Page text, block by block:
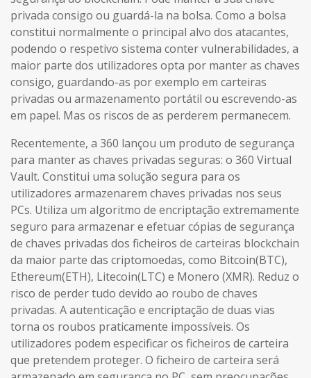
privada consigo ou guardá-la na bolsa. Como a bolsa
constitui normalmente o principal alvo dos atacantes,
podendo o respetivo sistema conter vulnerabilidades, a
maior parte dos utilizadores opta por manter as chaves
consigo, guardando-as por exemplo em carteiras
privadas ou armazenamento portátil ou escrevendo-as
em papel. Mas os riscos de as perderem permanecem.
Recentemente, a 360 lançou um produto de segurança
para manter as chaves privadas seguras: o 360 Virtual
Vault. Constitui uma solução segura para os
utilizadores armazenarem chaves privadas nos seus
PCs. Utiliza um algoritmo de encriptação extremamente
seguro para armazenar e efetuar cópias de segurança
de chaves privadas dos ficheiros de carteiras blockchain
da maior parte das criptomoedas, como Bitcoin(BTC),
Ethereum(ETH), Litecoin(LTC) e Monero (XMR). Reduz o
risco de perder tudo devido ao roubo de chaves
privadas. A autenticação e encriptação de duas vias
torna os roubos praticamente impossíveis. Os
utilizadores podem especificar os ficheiros de carteira
que pretendem proteger. O ficheiro de carteira será